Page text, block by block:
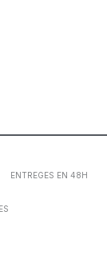
ENTREGES EN 48H